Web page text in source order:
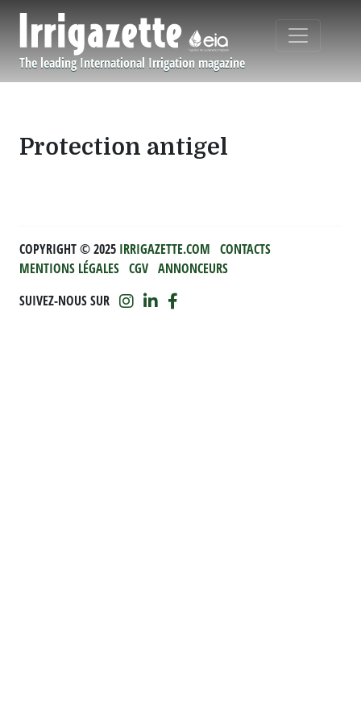
The leading International Irrigation magazine
Navigation principale
Protection antigel
COPYRIGHT ©️ 2025 IRRIGAZETTE.COM CONTACTS
MENTIONS LÉGALES CGV ANNONCEURS
SUIVEZ-NOUS SUR